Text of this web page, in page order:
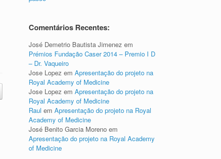
Comentários Recentes:
José Demetrio Bautista Jimenez em
Prémios Fundação Caser 2014 – Premio I D
– Dr. Vaqueiro
Jose Lopez emApresentação do projeto na
Royal Academy of Medicine
Jose Lopez emApresentação do projeto na
Royal Academy of Medicine
Raul emApresentação do projeto na Royal
Academy of Medicine
José Benito Garcia Moreno em
Apresentação do projeto na Royal Academy
of Medicine